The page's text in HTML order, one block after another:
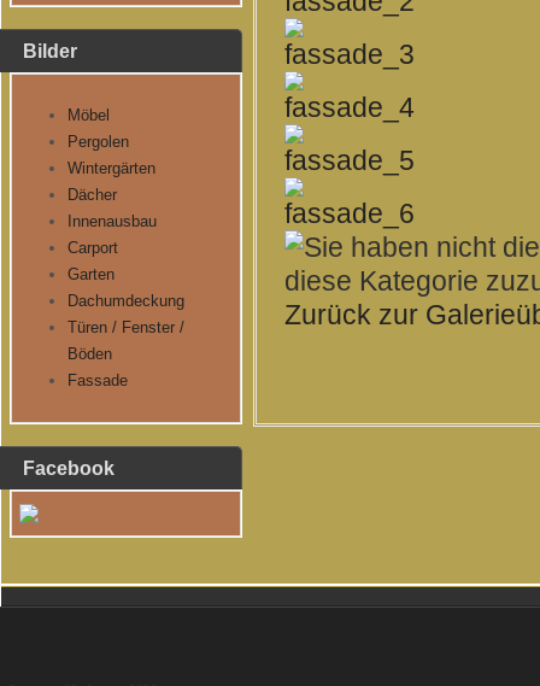
Bilder
Möbel
Pergolen
Wintergärten
Dächer
Innenausbau
Carport
Garten
Dachumdeckung
Türen / Fenster /
Böden
Fassade
Facebook
Zurück zur